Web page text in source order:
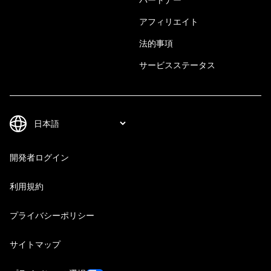
アフィリエイト
法的事項
サービスステータス
開発者ログイン
利用規約
プライバシーポリシー
サイトマップ